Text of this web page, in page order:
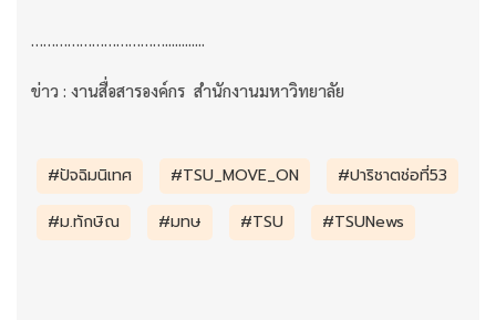
……………………………............
ข่าว : งานสื่อสารองค์กร สำนักงานมหาวิทยาลัย
#ปัจฉิมนิเทศ #TSU_MOVE_ON
#ปาริชาตช่อที่53
#ม.ทักษิณ
#มทษ #TSU #TSUNews